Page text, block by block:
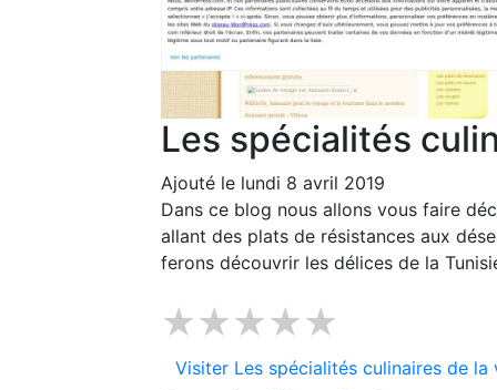
Les spécialités
Ajouté le lundi 8 avril 2019
Dans ce blog nous allons vous faire
allant des plats de résistances aux
ferons découvrir les délices de la
★★★★★
Visiter Les spécialités culinaires de la